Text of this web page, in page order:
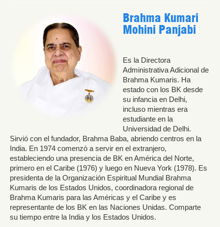
Brahma Kumari
Mohini Panjabi
Es la Directora
Administrativa Adicional de
Brahma Kumaris. Ha
estado con los BK desde
su infancia en Delhi,
incluso mientras era
estudiante en la
Universidad de Delhi.
Sirvió con el fundador, Brahma Baba, abriendo centros en la
India. En 1974 comenzó a servir en el extranjero,
estableciendo una presencia de BK en América del Norte,
primero en el Caribe (1976) y luego en Nueva York (1978). Es
presidenta de la Organización Espiritual Mundial Brahma
Kumaris de los Estados Unidos, coordinadora regional de
Brahma Kumaris para las Américas y el Caribe y es
representante de los BK en las Naciones Unidas. Comparte
su tiempo entre la India y los Estados Unidos.